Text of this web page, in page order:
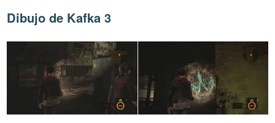
Dibujo de Kafka 3